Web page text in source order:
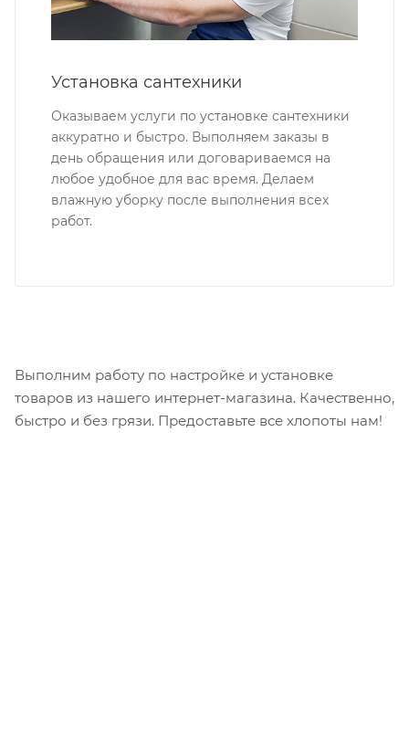
Установка сантехники
Оказываем услуги по установке сантехники
аккуратно и быстро. Выполняем заказы в
день обращения или договариваемся на
любое удобное для вас время. Делаем
влажную уборку после выполнения всех
работ.
Выполним работу по настройке и установке
товаров из нашего интернет-магазина. Качественно,
быстро и без грязи. Предоставьте все хлопоты нам!